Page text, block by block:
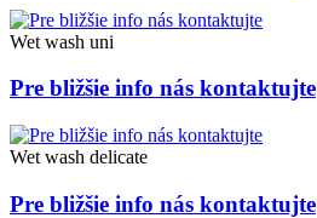
Wet wash uni
Pre bližšie info nás kontaktujte
Wet wash delicate
Pre bližšie info nás kontaktujte